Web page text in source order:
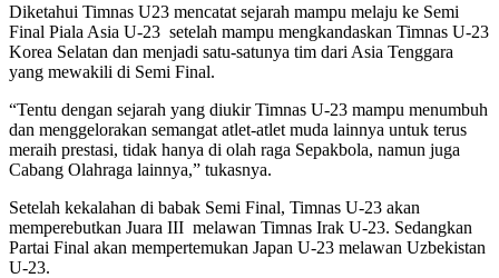
Diketahui Timnas U23 mencatat sejarah mampu melaju ke Semi
Final Piala Asia U-23 setelah mampu mengkandaskan Timnas U-23
Korea Selatan dan menjadi satu-satunya tim dari Asia Tenggara
yang mewakili di Semi Final.
“Tentu dengan sejarah yang diukir Timnas U-23 mampu menumbuh
dan menggelorakan semangat atlet-atlet muda lainnya untuk terus
meraih prestasi, tidak hanya di olah raga Sepakbola, namun juga
Cabang Olahraga lainnya,” tukasnya.
Setelah kekalahan di babak Semi Final, Timnas U-23 akan
memperebutkan Juara III melawan Timnas Irak U-23. Sedangkan
Partai Final akan mempertemukan Japan U-23 melawan Uzbekistan
U-23.